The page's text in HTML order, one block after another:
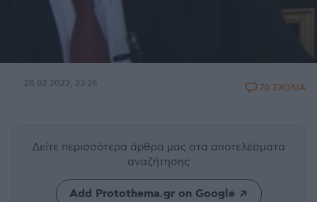
28.02.2022, 23:28 70 ΣΧΟΛΙΑ
Δείτε περισσότερα άρθρα μας στα αποτελέσματα
αναζήτησης
Add Protothema.gr on Google